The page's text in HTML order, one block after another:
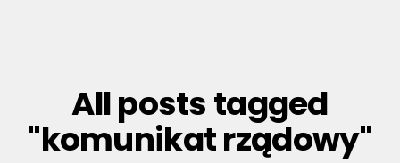
All posts tagged
"komunikat rządowy"